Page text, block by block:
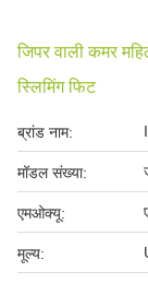
जिपर वाली कमर
स्लिमिंग फिट
ब्रांड नाम:
मॉडल संख्या:
एमओक्यू:
मूल्य: